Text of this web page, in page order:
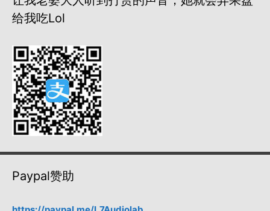
给我吃lol
Paypal赞助